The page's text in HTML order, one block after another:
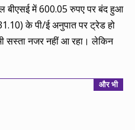
बीएसई में 600.05 रुपए पर बंद हुआ
के पी/ई अनुपात पर ट्रेड हो
सस्ता नजर नहीं आ रहा। लेकिन
और भी